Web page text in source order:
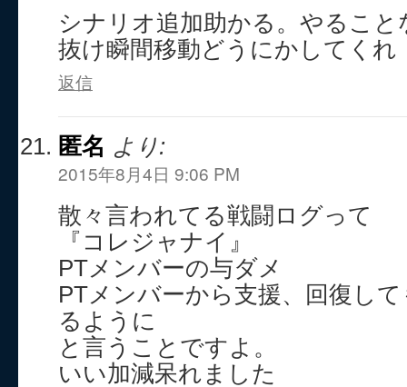
シナリオ追加助かる。やるこ
抜け瞬間移動どうにかしてくれ
返信
匿名 より:
2015年8月4日 9:06 PM
散々言われてる戦闘ログって
『コレジャナイ』
PTメンバーの与ダメ
PTメンバーから支援、回復し
るように
と言うことですよ。
いい加減呆れました